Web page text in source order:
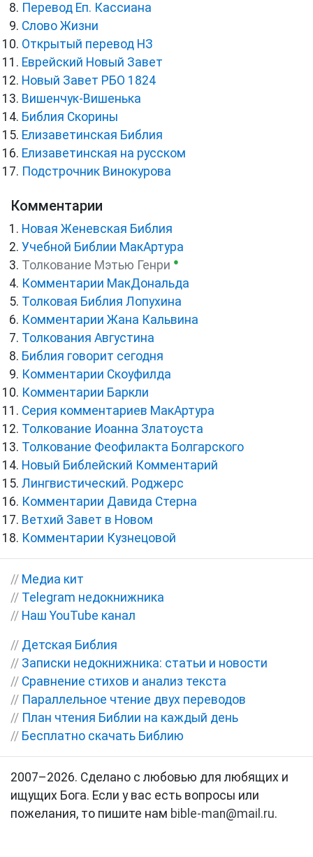
Перевод Еп. Кассиана
Слово Жизни
Открытый перевод НЗ
Еврейский Новый Завет
Новый Завет РБО 1824
Вишенчук-Вишенька
Библия Скорины
Елизаветинская Библия
Елизаветинская на русском
Подстрочник Винокурова
Комментарии
Новая Женевская Библия
Учебной Библии МакАртура
Толкование Мэтью Генри ●
Комментарии МакДональда
Толковая Библия Лопухина
Комментарии Жана Кальвина
Толкования Августина
Библия говорит сегодня
Комментарии Скоуфилда
Комментарии Баркли
Серия комментариев МакАртура
Толкование Иоанна Златоуста
Толкование Феофилакта Болгарского
Новый Библейский Комментарий
Лингвистический. Роджерс
Комментарии Давида Стерна
Ветхий Завет в Новом
Комментарии Кузнецовой
// Медиа кит
// Telegram недокнижника
// Наш YouTube канал
// Детская Библия
// Записки недокнижника: статьи и новости
// Сравнение стихов и анализ текста
// Параллельное чтение двух переводов
// План чтения Библии на каждый день
// Бесплатно скачать Библию
2007–2026. Сделано с любовью для любящих и
ищущих Бога. Если у вас есть вопросы или
пожелания, то пишите нам bible-man@mail.ru.